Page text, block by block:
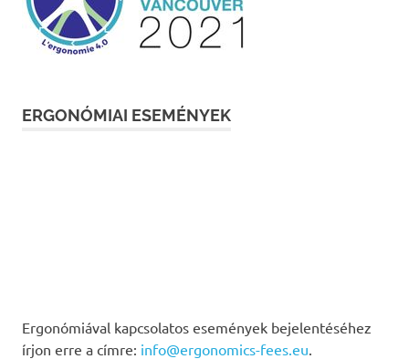
ERGONÓMIAI ESEMÉNYEK
Ergonómiával kapcsolatos események bejelentéséhez
írjon erre a címre: info@ergonomics-fees.eu